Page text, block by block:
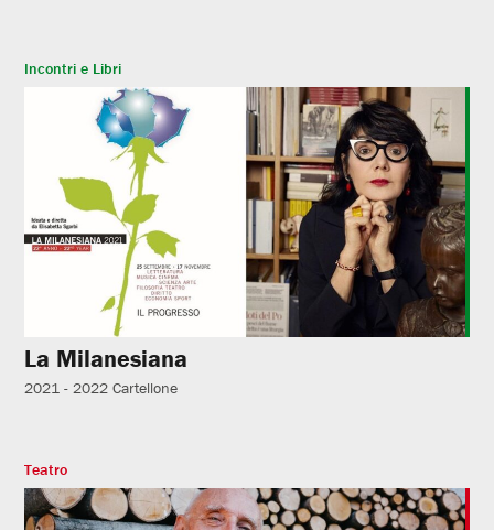
Incontri e Libri
La Milanesiana
2021 - 2022 Cartellone
Teatro